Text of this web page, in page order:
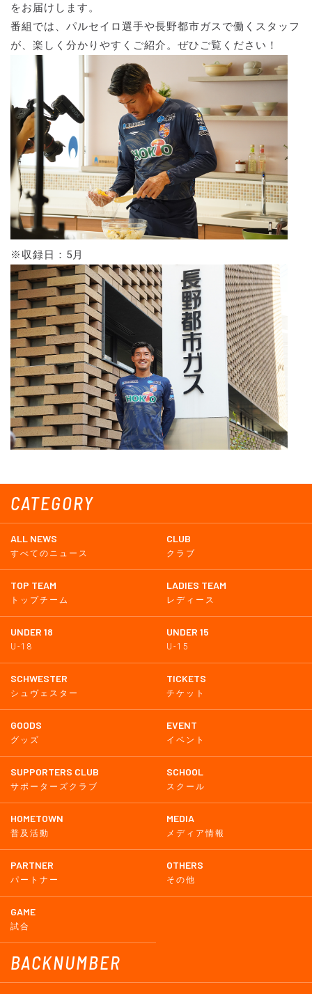
CATEGORY
ALL NEWS
すべてのニュース
CLUB
クラブ
TOP TEAM
トップチーム
LADIES TEAM
レディース
UNDER 18
U-18
UNDER 15
U-15
SCHWESTER
シュヴェスター
TICKETS
チケット
GOODS
グッズ
EVENT
イベント
SUPPORTERS CLUB
サポーターズクラブ
SCHOOL
スクール
HOMETOWN
普及活動
MEDIA
メディア情報
PARTNER
パートナー
OTHERS
その他
GAME
試合
BACKNUMBER
をお届けします。
番組では、パルセイロ選手や長野都市ガスで働くスタッフ
が、楽しく分かりやすくご紹介。ぜひご覧ください！
※収録日：5月